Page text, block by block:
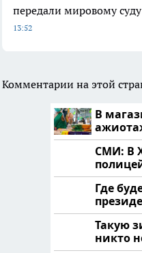
передали мировому
13:52
Комментарии на этой
В
СМИ: В
напали
Где
России:
Такую
никто